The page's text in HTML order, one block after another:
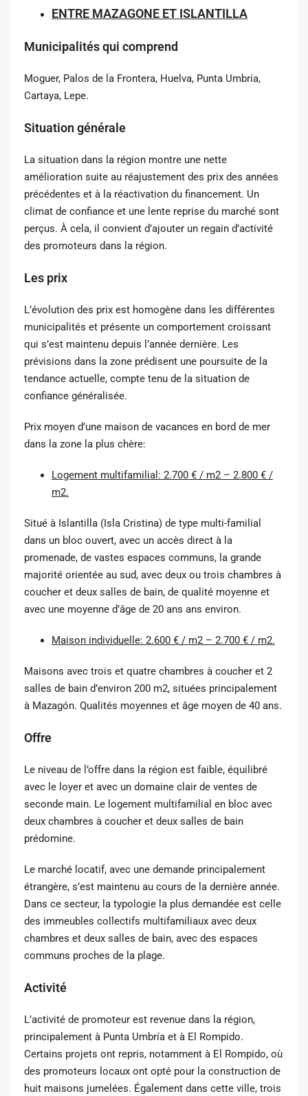
ENTRE MAZAGONE ET ISLANTILLA
Municipalités qui comprend
Moguer, Palos de la Frontera, Huelva, Punta Umbría,
Cartaya, Lepe.
Situation générale
La situation dans la région montre une nette
amélioration suite au réajustement des prix des années
précédentes et à la réactivation du financement. Un
climat de confiance et une lente reprise du marché sont
perçus. À cela, il convient d’ajouter un regain d’activité
des promoteurs dans la région.
Les prix
L’évolution des prix est homogène dans les différentes
municipalités et présente un comportement croissant
qui s’est maintenu depuis l’année dernière. Les
prévisions dans la zone prédisent une poursuite de la
tendance actuelle, compte tenu de la situation de
confiance généralisée.
Prix ​​moyen d’une maison de vacances en bord de mer
dans la zone la plus chère:
Logement multifamilial: 2.700 € / m2 – 2.800 € /
m2.
Situé à Islantilla (Isla Cristina) de type multi-familial
dans un bloc ouvert, avec un accès direct à la
promenade, de vastes espaces communs, la grande
majorité orientée au sud, avec deux ou trois chambres à
coucher et deux salles de bain, de qualité moyenne et
avec une moyenne d’âge de 20 ans ans environ.
Maison individuelle: 2.600 € / m2 – 2.700 € / m2.
Maisons avec trois et quatre chambres à coucher et 2
salles de bain d’environ 200 m2, situées principalement
à Mazagón. Qualités moyennes et âge moyen de 40 ans.
Offre
Le niveau de l’offre dans la région est faible, équilibré
avec le loyer et avec un domaine clair de ventes de
seconde main. Le logement multifamilial en bloc avec
deux chambres à coucher et deux salles de bain
prédomine.
Le marché locatif, avec une demande principalement
étrangère, s’est maintenu au cours de la dernière année.
Dans ce secteur, la typologie la plus demandée est celle
des immeubles collectifs multifamiliaux avec deux
chambres et deux salles de bain, avec des espaces
communs proches de la plage.
Activité
L’activité de promoteur est revenue dans la région,
principalement à Punta Umbría et à El Rompido.
Certains projets ont repris, notamment à El Rompido, où
des promoteurs locaux ont opté pour la construction de
huit maisons jumelées. Également dans cette ville, trois